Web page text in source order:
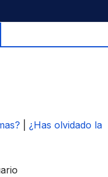
|¿Has olvidado la